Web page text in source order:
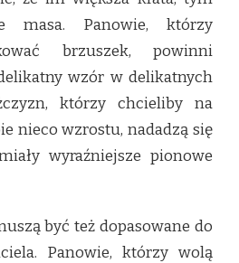
masa. Panowie, którzy
brzuszek, powinni
wzór w delikatnych
którzy chcieliby na
nieco wzrostu, nadadzą się
wyraźniejsze pionowe
być też dopasowane do
Panowie, którzy wolą